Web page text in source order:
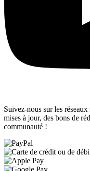
Suivez-nous sur les
mises à jour, des bons de
communauté !